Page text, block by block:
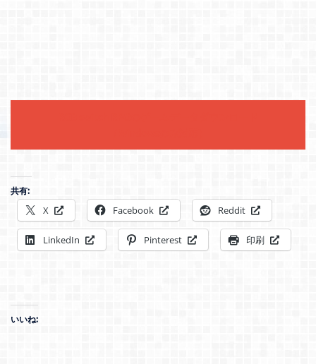
共有:
X Facebook Reddit
LinkedIn Pinterest 印刷
いいね: